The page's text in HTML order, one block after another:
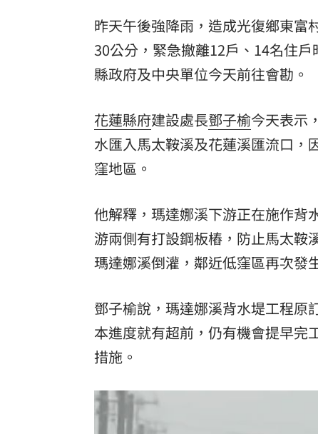
理想混蛋號召粉絲跨海追星吃美食！
昨天午後強降雨，造成光復鄉東富
30公分，緊急撤離12戶、14名住
縣政府及中央單位今天前往會勘。
花蓮縣府建設處長鄧子榆今天表示
水匯入馬太鞍溪及花蓮溪匯流口，
窪地區。
他解釋，瑪達娜溪下游正在施作背
游兩側有打設鋼板樁，防止馬太鞍
瑪達娜溪倒灌，鄰近低窪區再次發
鄧子榆說，瑪達娜溪背水堤工程原
本進度就有超前，仍有機會提早完
措施。